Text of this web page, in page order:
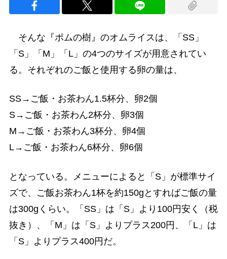
そんな『ポムの樹』のオムライスは、「SS」
「S」「M」「L」の4つのサイズが用意されてい
る。それぞれのご飯と使用する卵の量は、
SS→ご飯・お茶わん1.5杯分、卵2個
S→ご飯・お茶わん2杯分、卵3個
M→ご飯・お茶わん3杯分、卵4個
L→ご飯・お茶わん6杯分、卵6個
となっている。メニューによると「S」が標準サイ
ズで、ご飯お茶わん1杯を約150gとすればご飯の量
は300gくらい。「SS」は「S」より100円安く（税
抜き）、「M」は「S」よりプラス200円、「L」は
「S」よりプラス400円だ。